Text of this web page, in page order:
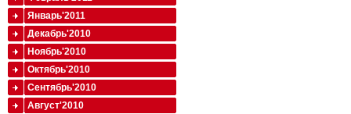
Январь'2011
Декабрь'2010
Ноябрь'2010
Октябрь'2010
Сентябрь'2010
Август'2010